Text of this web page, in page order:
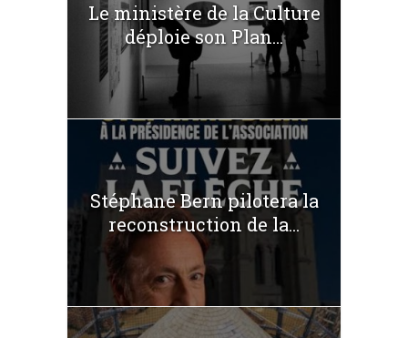
Le ministère de la Culture
déploie son Plan...
Stéphane Bern pilotera la
reconstruction de la...